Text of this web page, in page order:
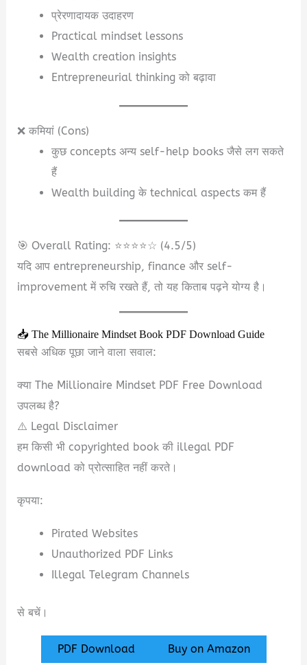
प्रेरणादायक उदाहरण
Practical mindset lessons
Wealth creation insights
Entrepreneurial thinking को बढ़ावा
❌ कमियां (Cons)
कुछ concepts अन्य self-help books जैसे लग सकते
हैं
Wealth building के technical aspects कम हैं
🎯 Overall Rating: ⭐⭐⭐⭐☆ (4.5/5)
यदि आप entrepreneurship, finance और self-
improvement में रुचि रखते हैं, तो यह किताब पढ़ने योग्य है।
📥 The Millionaire Mindset Book PDF Download Guide
सबसे अधिक पूछा जाने वाला सवाल:
क्या The Millionaire Mindset PDF Free Download
उपलब्ध है?
⚠️ Legal Disclaimer
हम किसी भी copyrighted book की illegal PDF
download को प्रोत्साहित नहीं करते।
कृपया:
Pirated Websites
Unauthorized PDF Links
Illegal Telegram Channels
से बचें।
PDF Download Buy on Amazon